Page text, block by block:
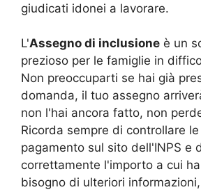
giudicati idonei a lavorare.
L'Assegno di inclusione è un
prezioso per le famiglie in
Non preoccuparti se hai già
domanda, il tuo assegno
non l'hai ancora fatto, non
Ricorda sempre di controllare
pagamento sul sito dell'INPS e
correttamente l'importo a cui
bisogno di ulteriori